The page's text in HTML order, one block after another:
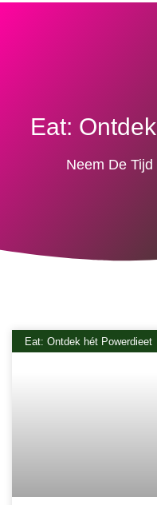
Eat:
Neem De
Eat: Ontdek hét Powerdieet